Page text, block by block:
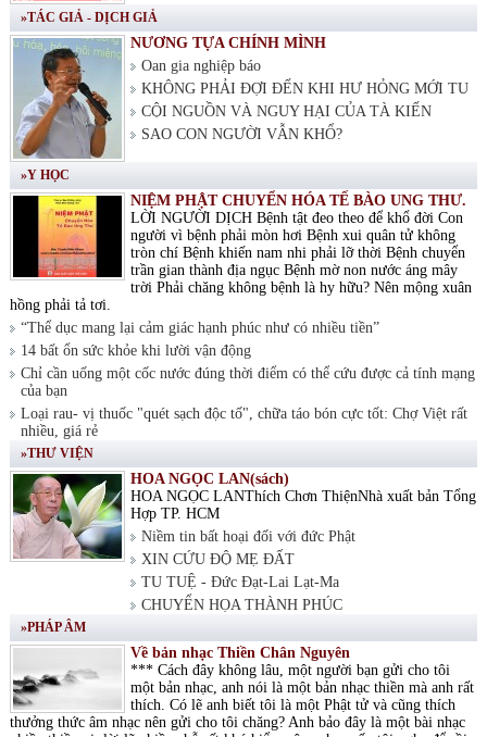
»TÁC GIẢ - DỊCH GIẢ
NƯƠNG TỰA CHÍNH MÌNH
Oan gia nghiệp báo
KHÔNG PHẢI ĐỢI ĐẾN KHI HƯ HỎNG MỚI TU
CỘI NGUỒN VÀ NGUY HẠI CỦA TÀ KIẾN
SAO CON NGƯỜI VẪN KHỔ?
»Y HỌC
NIỆM PHẬT CHUYỂN HÓA TẾ BÀO UNG THƯ.
LỜI NGƯỜI DỊCH Bệnh tật đeo theo để khổ đời Con
người vì bệnh phải mòn hơi Bệnh xui quân tử không
tròn chí Bệnh khiến nam nhi phải lỡ thời Bệnh chuyển
trần gian thành địa ngục Bệnh mờ non nước áng mây
trời Phải chăng không bệnh là hy hữu? Nên mộng xuân
hồng phải tả tơi.
“Thể dục mang lại cảm giác hạnh phúc như có nhiều tiền”
14 bất ổn sức khỏe khi lười vận động
Chỉ cần uống một cốc nước đúng thời điểm có thể cứu được cả tính mạng
của bạn
Loại rau- vị thuốc "quét sạch độc tố", chữa táo bón cực tốt: Chợ Việt rất
nhiều, giá rẻ
»THƯ VIỆN
HOA NGỌC LAN(sách)
HOA NGỌC LANThích Chơn ThiệnNhà xuất bản Tổng
Hợp TP. HCM
Niềm tin bất hoại đối với đức Phật
XIN CỨU ĐỘ MẸ ĐẤT
TU TUỆ - Đức Đạt-Lai Lạt-Ma
CHUYỂN HỌA THÀNH PHÚC
»PHÁP ÂM
Về bản nhạc Thiền Chân Nguyên
*** Cách đây không lâu, một người bạn gửi cho tôi
một bản nhạc, anh nói là một bản nhạc thiền mà anh rất
thích. Có lẽ anh biết tôi là một Phật tử và cũng thích
thưởng thức âm nhạc nên gửi cho tôi chăng? Anh bảo đây là một bài nhạc